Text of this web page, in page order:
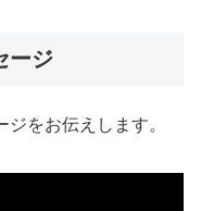
ージ
をお伝えします。